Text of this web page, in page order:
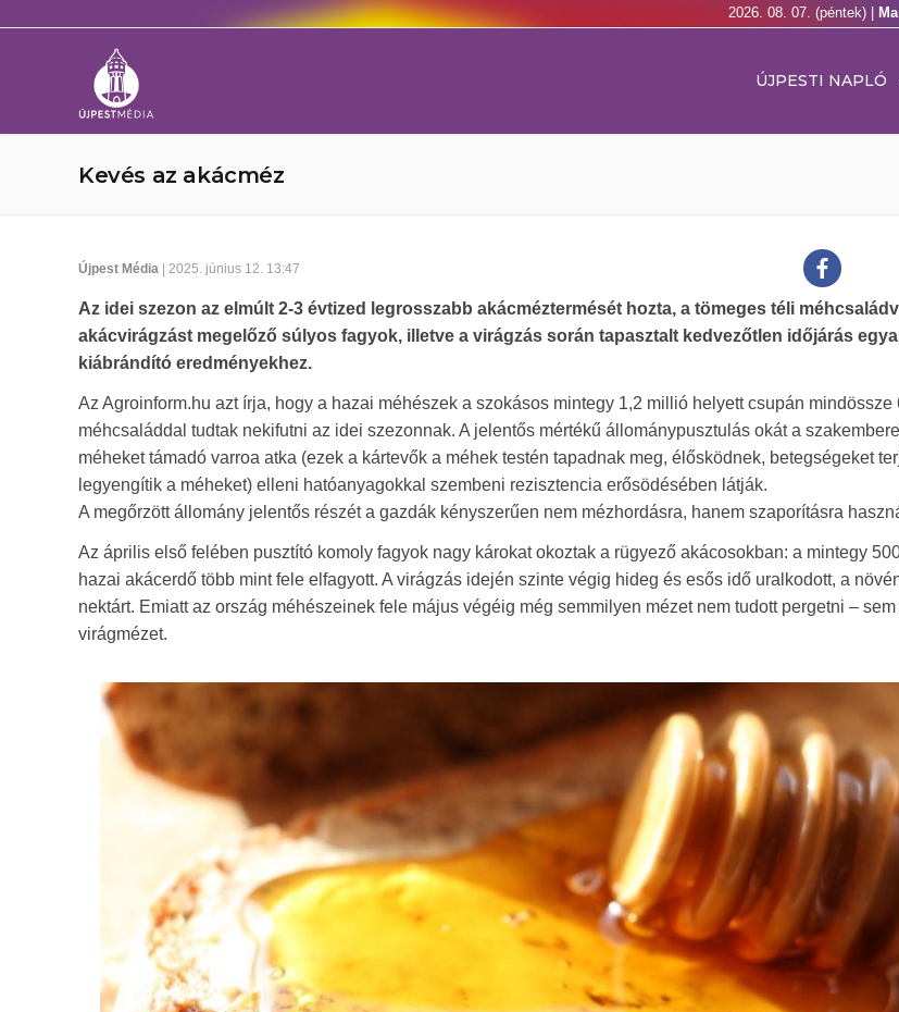
2026. 08. 07. (péntek) |
ÚJPESTI NAPLÓ
Kevés az akácméz
Újpest Média | 2025. június 12. 13:47
Az idei szezon az elmúlt 2-3 évtized legrosszabb akácméztermését hozta, a tömeges téli
akácvirágzást megelőző súlyos fagyok, illetve a virágzás során tapasztalt kedvezőtlen időjárás
kiábrándító eredményekhez.
Az Agroinform.hu azt írja, hogy a hazai méhészek a szokásos mintegy 1,2 millió helyett csupán mindössze
méhcsaláddal tudtak nekifutni az idei szezonnak. A jelentős mértékű állománypusztulás okát a
méheket támadó varroa atka (ezek a kártevők a méhek testén tapadnak meg, élősködnek, betegségeket
legyengítik a méheket) elleni hatóanyagokkal szembeni rezisztencia erősödésében látják.
A megőrzött állomány jelentős részét a gazdák kényszerűen nem mézhordásra, hanem szaporításra
Az április első felében pusztító komoly fagyok nagy károkat okoztak a rügyező akácosokban: a mintegy
hazai akácerdő több mint fele elfagyott. A virágzás idején szinte végig hideg és esős idő uralkodott, a
nektárt. Emiatt az ország méhészeinek fele május végéig még semmilyen mézet nem tudott pergetni –
virágmézet.